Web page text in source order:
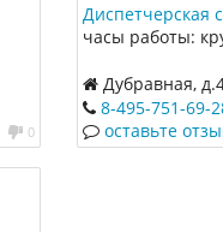
0
Диспетчерская
часы работы:
Дубравная,
8-495-751-69-
оставьте